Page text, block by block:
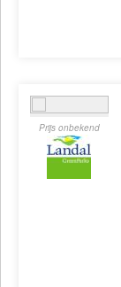
Prijs onbekend